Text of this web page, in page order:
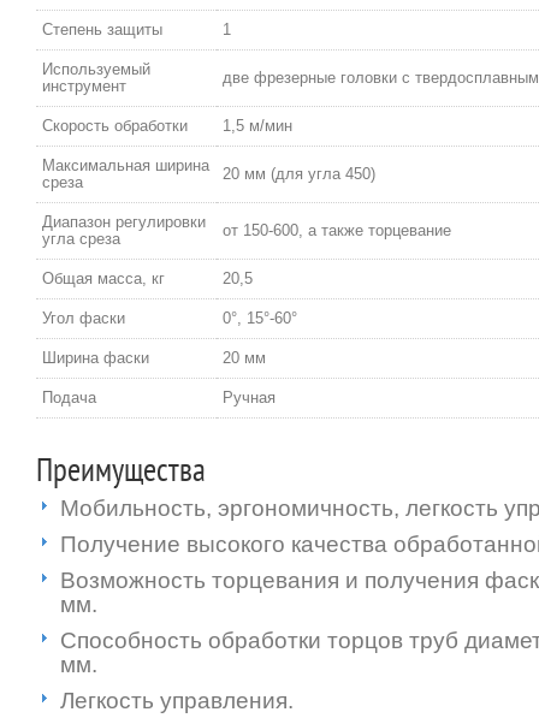
Cтепень защиты 1
Используемый
инструмент
две фрезерные головки с
Скорость обработки 1,5 м/мин
Максимальная ширина
среза
20 мм (для угла 450)
Диапазон регулировки
угла среза
от 150-600, а также торцевание
Общая масса, кг 20,5
Угол фаски 0°, 15°-60°
Ширина фаски 20 мм
Подача Ручная
Преимущества
Мобильность, эргономичность, легкость
Получение высокого качества
Возможность торцевания и получения
мм.
Способность обработки торцов труб
мм.
Легкость управления.